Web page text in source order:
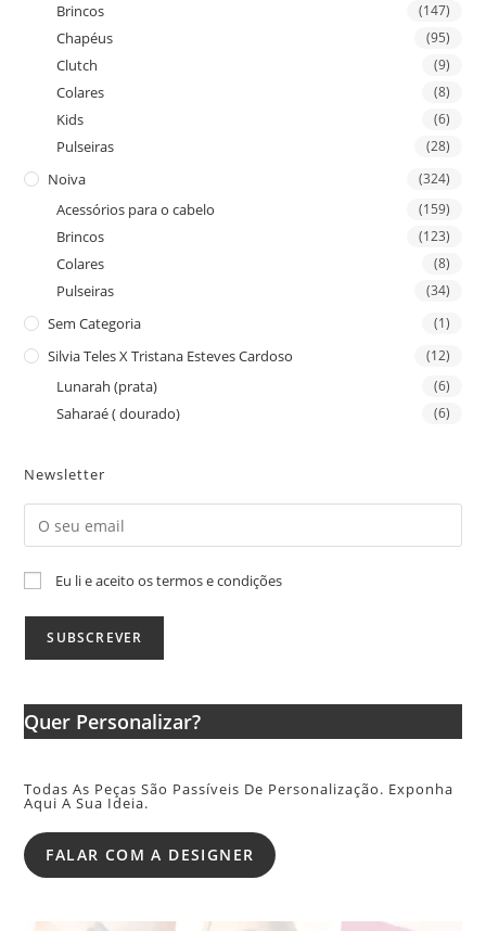
Brincos (147)
Chapéus (95)
Clutch (9)
Colares (8)
Kids (6)
Pulseiras (28)
Noiva (324)
Acessórios para o cabelo (159)
Brincos (123)
Colares (8)
Pulseiras (34)
Sem Categoria (1)
Silvia Teles X Tristana Esteves Cardoso (12)
Lunarah (prata) (6)
Saharaé ( dourado) (6)
Newsletter
Eu li e aceito os termos e condições
Quer Personalizar?
Todas As Peças São Passíveis De Personalização. Exponha
Aqui A Sua Ideia.
FALAR COM A DESIGNER